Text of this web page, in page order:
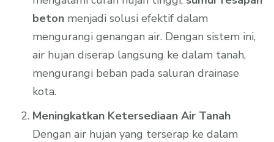
beton menjadi solusi efektif dalam
mengurangi genangan air. Dengan sistem ini,
air hujan diserap langsung ke dalam tanah,
mengurangi beban pada saluran drainase
kota.
Meningkatkan Ketersediaan Air Tanah
Dengan air hujan yang terserap ke dalam